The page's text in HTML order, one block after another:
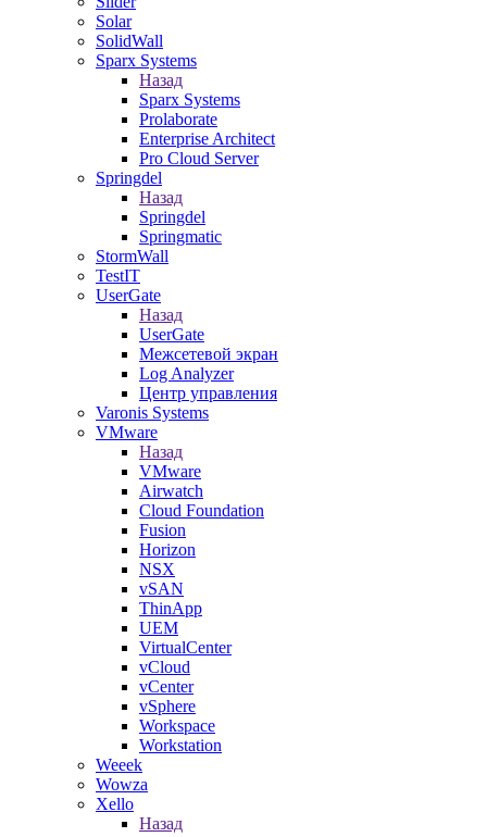
Solar
SolidWall
Sparx Systems
Назад
Sparx Systems
Prolaborate
Enterprise Architect
Pro Cloud Server
Springdel
Назад
Springdel
Springmatic
StormWall
TestIT
UserGate
Назад
UserGate
Межсетевой экран
Log Analyzer
Центр управления
Varonis Systems
VMware
Назад
VMware
Airwatch
Cloud Foundation
Fusion
Horizon
NSX
vSAN
ThinApp
UEM
VirtualCenter
vCloud
vCenter
vSphere
Workspace
Workstation
Weeek
Wowza
Xello
Назад